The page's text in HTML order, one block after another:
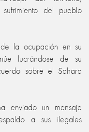
del pueblo
de la ocupación en su
lucrándose de su
sobre el Sahara
enviado un mensaje
a sus ilegales